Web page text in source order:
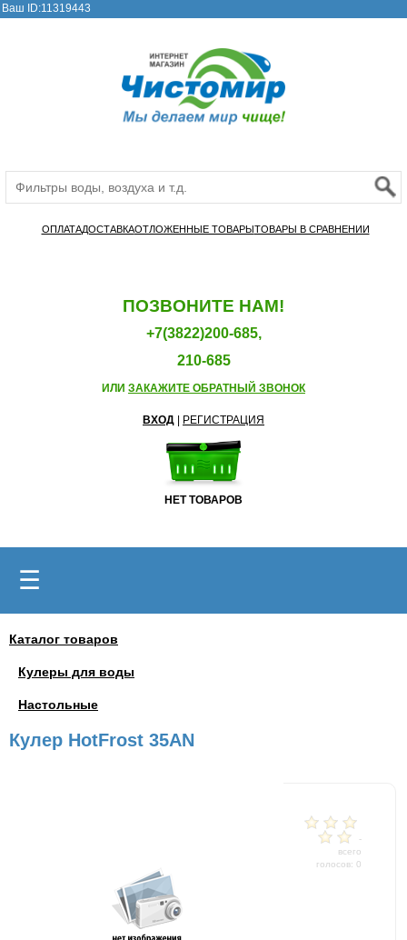
Ваш ID:11319443
ОПЛАТАДОСТАВКАОТЛОЖЕННЫЕ ТОВАРЫТОВАРЫ В СРАВНЕНИИ
ПОЗВОНИТЕ НАМ!
+7(3822)200-685,
210-685
ИЛИ ЗАКАЖИТЕ ОБРАТНЫЙ ЗВОНОК
ВХОД РЕГИСТРАЦИЯ
НЕТ ТОВАРОВ
☰
Каталог товаров
Кулеры для воды
Настольные
Кулер HotFrost 35AN
-
всего
голосов: 0